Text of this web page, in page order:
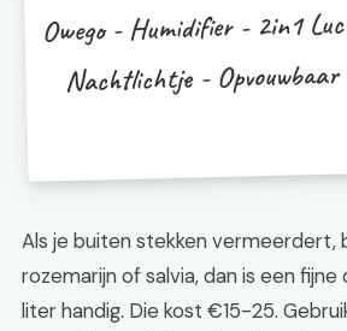
Owego - Humidifier - 2in1
Nachtlichtje -
Als je buiten stekken vermeerdert,
rozemarijn of salvia, dan is een fijne
liter handig. Die kost €15-25.